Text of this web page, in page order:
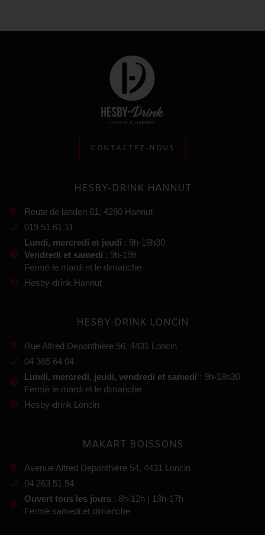
CONTACTEZ-NOUS
HESBY-DRINK HANNUT
Route de landen 61, 4280 Hannut
019 51 61 11
Lundi, mercredi et jeudi : 9h-18h30
Vendredi et samedi : 9h-19h
Fermé le mardi et le dimanche
Hesby-drink Hannut
HESBY-DRINK LONCIN
Rue Alfred Deponthière 56, 4431 Loncin
04 365 64 04
Lundi, mercredi, jeudi, vendredi et samedi : 9h-18h30
Fermé le mardi et le dimanche
Hesby-drink Loncin
MAKART BOISSONS
Avenue Alfred Deponthière 54, 4431 Loncin
04 263 51 54
Ouvert tous les jours : 8h-12h | 13h-17h
Fermé samedi et dimanche